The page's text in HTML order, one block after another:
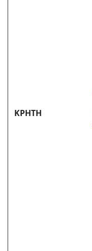
ΚΡΗΤΗ